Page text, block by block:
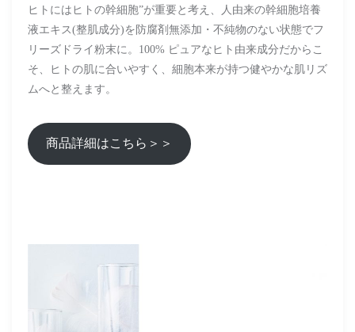
ヒトにはヒトの幹細胞”が重要と考え、人由来の幹細胞培養
液エキス(整肌成分)を防腐剤無添加・不純物のない状態でフ
リーズドライ粉末に。100% ピュアなヒト由来成分だからこ
そ、ヒトの肌に合いやすく、細胞本来が持つ健やかな肌リズ
ムへと整えます。
商品詳細はこちら＞＞